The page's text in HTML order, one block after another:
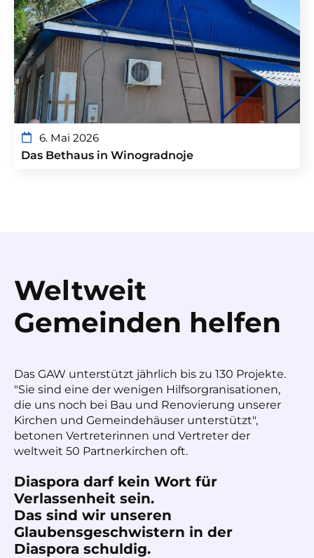
6. Mai 2026
Das Bethaus in Winogradnoje
Weltweit
Gemeinden helfen
Das GAW unterstützt jährlich bis zu 130 Projekte.
"Sie sind eine der wenigen Hilfsorgranisationen,
die uns noch bei Bau und Renovierung unserer
Kirchen und Gemeindehäuser unterstützt",
betonen Vertreterinnen und Vertreter der
weltweit 50 Partnerkirchen oft.
Diaspora darf kein Wort für
Verlassenheit sein.
Das sind wir unseren
Glaubensgeschwistern in der
Diaspora schuldig.